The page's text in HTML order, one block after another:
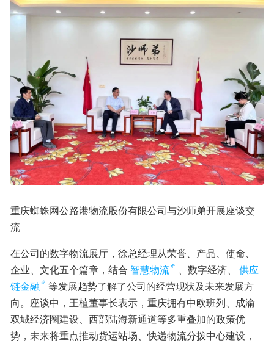
重庆蜘蛛网公路港物流股份有限公司与沙师弟开展座谈交
流
在公司的数字物流展厅，徐总经理从荣誉、产品、使命、
企业、文化五个篇章，结合 智慧物流 、数字经济、
供应
链金融
等发展趋势了解了公司的经营现状及未来发展方
向。座谈中，王植董事长表示，重庆拥有中欧班列、成渝
双城经济圈建设、西部陆海新通道等多重叠加的政策优
势，未来将重点推动货运站场、快递物流分拨中心建设，